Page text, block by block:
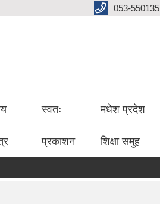
053-550135
स्वतः
प्रकाशन
मधेश प्रदेश
शिक्षा समुह